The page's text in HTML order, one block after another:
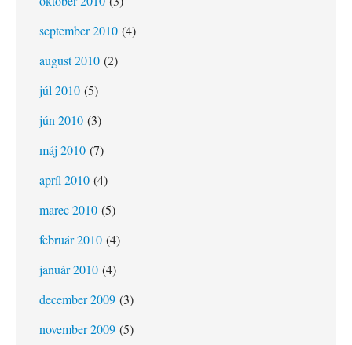
september 2010 (4)
august 2010 (2)
júl 2010 (5)
jún 2010 (3)
máj 2010 (7)
apríl 2010 (4)
marec 2010 (5)
február 2010 (4)
január 2010 (4)
december 2009 (3)
november 2009 (5)